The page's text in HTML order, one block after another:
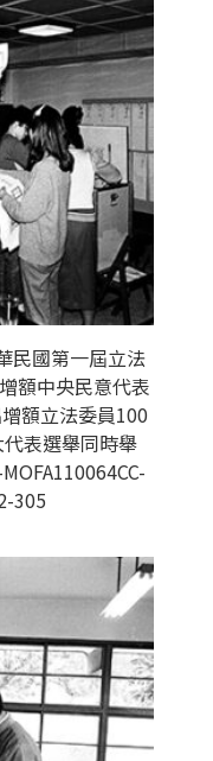
民國第一屆立法
額中央民意代表
額立法委員100
表選舉同時舉
305